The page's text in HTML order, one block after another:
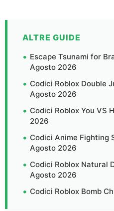
ALTRE GUIDE
Escape Tsunami for
Agosto 2026
Codici Roblox Double
Agosto 2026
Codici Roblox You VS
2026
Codici Anime Fighting
Agosto 2026
Codici Roblox Natural
Agosto 2026
Codici Roblox Bomb